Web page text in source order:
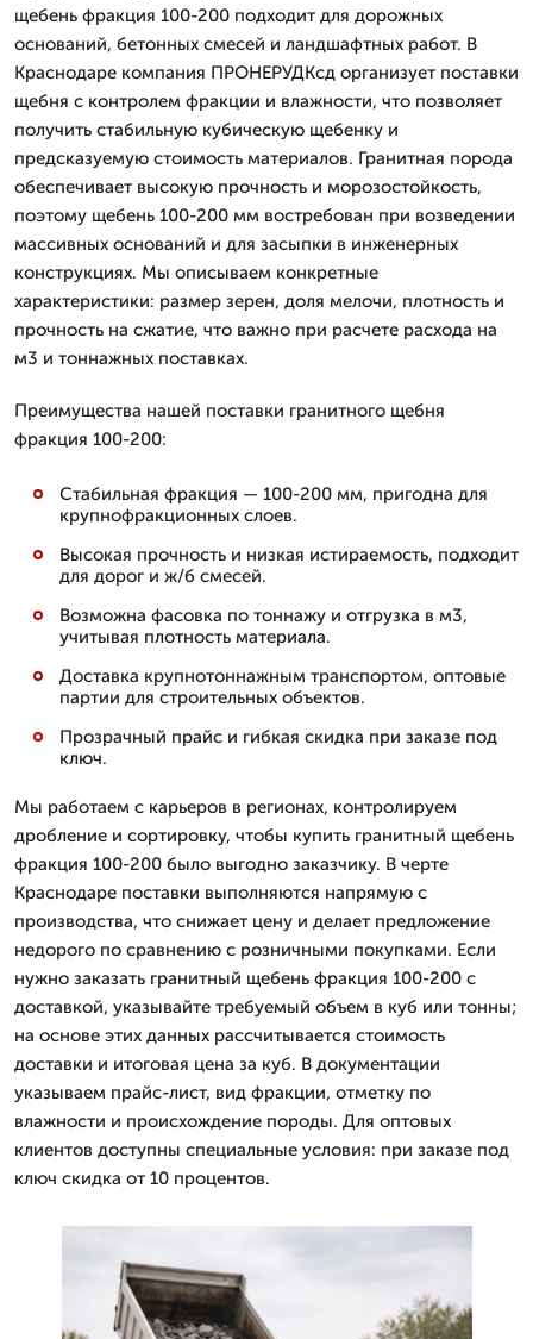
щебень фракция 100-200 подходит для дорожных
оснований, бетонных смесей и ландшафтных работ. В
Краснодаре компания ПРОНЕРУДКсд организует поставки
щебня с контролем фракции и влажности, что позволяет
получить стабильную кубическую щебенку и
предсказуемую стоимость материалов. Гранитная порода
обеспечивает высокую прочность и морозостойкость,
поэтому щебень 100-200 мм востребован при возведении
массивных оснований и для засыпки в инженерных
конструкциях. Мы описываем конкретные
характеристики: размер зерен, доля мелочи, плотность и
прочность на сжатие, что важно при расчете расхода на
м3 и тоннажных поставках.
Преимущества нашей поставки гранитного щебня
фракция 100-200:
Стабильная фракция — 100-200 мм, пригодна для
крупнофракционных слоев.
Высокая прочность и низкая истираемость, подходит
для дорог и ж/б смесей.
Возможна фасовка по тоннажу и отгрузка в м3,
учитывая плотность материала.
Доставка крупнотоннажным транспортом, оптовые
партии для строительных объектов.
Прозрачный прайс и гибкая скидка при заказе под
ключ.
Мы работаем с карьеров в регионах, контролируем
дробление и сортировку, чтобы купить гранитный щебень
фракция 100-200 было выгодно заказчику. В черте
Краснодаре поставки выполняются напрямую с
производства, что снижает цену и делает предложение
недорого по сравнению с розничными покупками. Если
нужно заказать гранитный щебень фракция 100-200 с
доставкой, указывайте требуемый объем в куб или тонны;
на основе этих данных рассчитывается стоимость
доставки и итоговая цена за куб. В документации
указываем прайс-лист, вид фракции, отметку по
влажности и происхождение породы. Для оптовых
клиентов доступны специальные условия: при заказе под
ключ скидка от 10 процентов.